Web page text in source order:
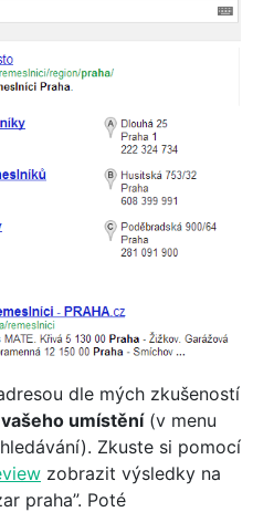
dle mých zkušeností
umístění(v menu
Zkuste si pomocí
zobrazit výsledky na
praha”. Poté